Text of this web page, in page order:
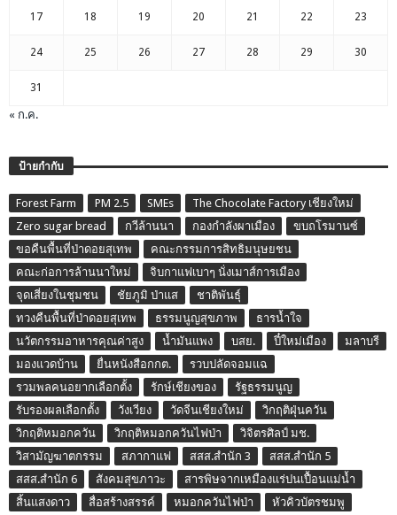
17 18 19 20 21 22 23
24 25 26 27 28 29 30
31
« ก.ค.
ป้ายกำกับ
Forest Farm PM 2.5 SMEs
The Chocolate Factory เชียงใหม่
Zero sugar bread
กวีล้านนา กองกำลังผาเมือง
ขบถโรมานซ์
ขอคืนพื้นที่ป่าดอยสุเทพ
คณะกรรมการสิทธิมนุษยชน
คณะก่อการล้านนาใหม่
จิบกาแฟเบาๆ นั่งเมาส์การเมือง
จุดเสี่ยงในชุมชน
ชัยภูมิ ป่าแส
ชาติพันธุ์
ทวงคืนพื้นที่ป่าดอยสุเทพ
ธรรมนูญสุขภาพ
ธารน้ำใจ
นวัตกรรมอาหารคุณค่าสูง
น้ำมันแพง บสย. ปี๋ใหม่เมือง
มลาบรี
มองแวดบ้าน
ยื่นหนังสือกกต.
รวบปลัดจอมแฉ
รวมพลคนอยากเลือกตั้ง
รักษ์เชียงของ
รัฐธรรมนูญ
รับรองผลเลือกตั้ง
วังเวียง วัดจีนเชียงใหม่
วิกฤติฝุ่นควัน
วิกฤติหมอกควัน
วิกฤติหมอกควันไฟป่า
วิจิตรศิลป์ มช.
วิสามัญฆาตกรรม
สภากาแฟ สสส.สำนัก 3
สสส.สำนัก 5
สสส.สำนัก 6
สังคมสุขภาวะ
สารพิษจากเหมืองแร่ปนเปื้อนแม่น้ำ
สิ้นแสงดาว
สื่อสร้างสรรค์ หมอกควันไฟป่า หัวคิวบัตรชมพู